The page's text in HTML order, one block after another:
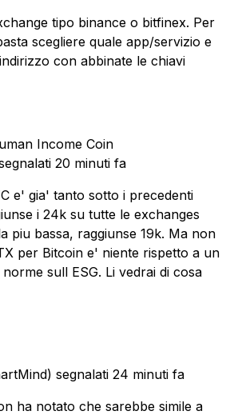
tipo binance o bitfinex. Per
scegliere quale app/servizio e
con abbinate le chiavi
Income Coin
20 minuti fa
e' gia' tanto sotto i precedenti
i 24k su tutte le exchanges
piu bassa, raggiunse 19k. Ma non
per Bitcoin e' niente rispetto a un
sull ESG. Li vedrai di cosa
segnalati 24 minuti fa
ha notato che sarebbe simile a